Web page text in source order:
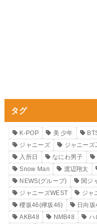
タグ
K-POP 美 少年
ジャニーズ
ジャニーズ
入所日
なにわ男子
Snow Man
渡辺翔太
NEWS(グループ)
関ジ
ジャニーズWEST
ジャ
櫻坂46(欅坂46)
日向坂
AKB48
NMB48 ハ